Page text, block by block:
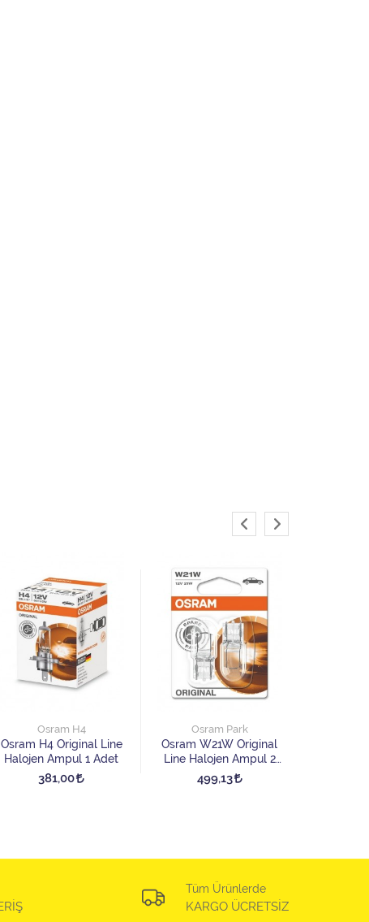
Osram H4
Osram H4 Original Line
Halojen Ampul 1 Adet
381,00
Osram Park
Osram W21W Original
Line Halojen Ampul 2
Adet
499,13
Tüm Ürünlerde
KARGO ÜCRETSİZ